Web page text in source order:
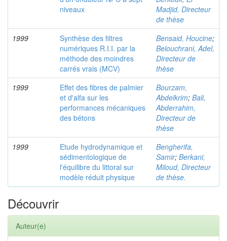
niveaux
Madjid, Directeur
de thèse
1999
Synthèse des filtres
numériques R.I.I. par la
méthode des moindres
carrés vrais (MCV)
Bensaid, Houcine;
Belouchrani, Adel,
Directeur de
thèse
1999
Effet des fibres de palmier
et d'alfa sur les
performances mécaniques
des bétons
Bourzam,
Abdelkrim; Bali,
Abderrahim,
Directeur de
thèse
1999
Etude hydrodynamique et
sédimentologique de
l'équilibre du littoral sur
modèle réduit physique
Bengherifa,
Samir; Berkani,
Miloud, Directeur
de thèse.
Découvrir
Auteur(e)